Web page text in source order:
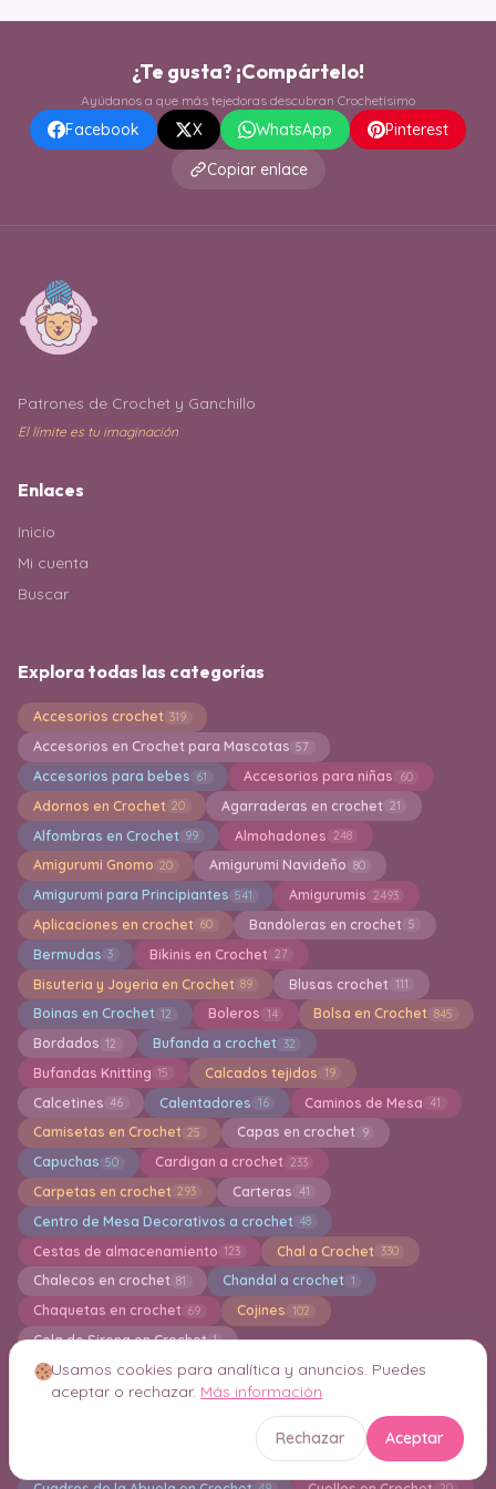
¿Te gusta? ¡Compártelo!
Ayúdanos a que más tejedoras descubran Crochetísimo
Facebook X WhatsApp
Pinterest
Copiar enlace
Patrones de Crochet y Ganchillo
El límite es tu imaginación
Enlaces
Inicio
Mi cuenta
Buscar
Explora todas las categorías
Accesorios crochet 319
Accesorios en Crochet para Mascotas 57
Accesorios para bebes 61 Accesorios para niñas 60
Adornos en Crochet 20 Agarraderas en crochet 21
Alfombras en Crochet 99 Almohadones 248
Amigurumi Gnomo 20 Amigurumi Navideño 80
Amigurumi para Principiantes 541 Amigurumis 2493
Aplicaciones en crochet 60 Bandoleras en crochet 5
Bermudas 3 Bikinis en Crochet 27
Bisuteria y Joyeria en Crochet 89 Blusas crochet 111
Boinas en Crochet 12 Boleros 14 Bolsa en Crochet 845
Bordados 12 Bufanda a crochet 32
Bufandas Knitting 15 Calcados tejidos 19
Calcetines 46 Calentadores 16 Caminos de Mesa 41
Camisetas en Crochet 25 Capas en crochet 9
Capuchas 50 Cardigan a crochet 233
Carpetas en crochet 293 Carteras 41
Centro de Mesa Decorativos a crochet 48
Cestas de almacenamiento 123 Chal a Crochet 330
Chalecos en crochet 81 Chandal a crochet 1
Chaquetas en crochet 69 Cojines 102
Cola de Sirena en Crochet 1
Colección TSUM TSUM Amigurumi 17 Colgantes 27
Collar de ganchillo 17 Conjuntos de ganchillo
Crochet Creativo
Crochet para Principantes 41
Usamos cookies para analítica y anuncios. Puedes
aceptar o rechazar. Más información
Rechazar Aceptar